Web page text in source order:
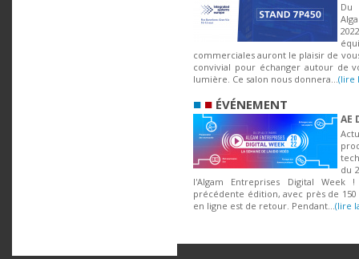
Du
commerciales auront le plaisir de
convivial pour échanger autour de
lumière. Ce salon nous donnera...(lire
■ ■ ÉVÉNEMENT
AE
du
l'Algam Entreprises Digital
précédente édition, avec près de
en ligne est de retour. Pendant...(lire